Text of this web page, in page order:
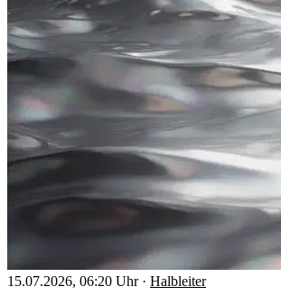
15.07.2026, 06:20 Uhr · Halbleiter